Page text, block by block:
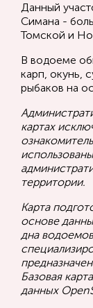
Данный
Симана -
Томской и
В водоеме
карп, окунь,
рыбаков на
картах
территории.
Карта
основе
дна
Базовая
данных